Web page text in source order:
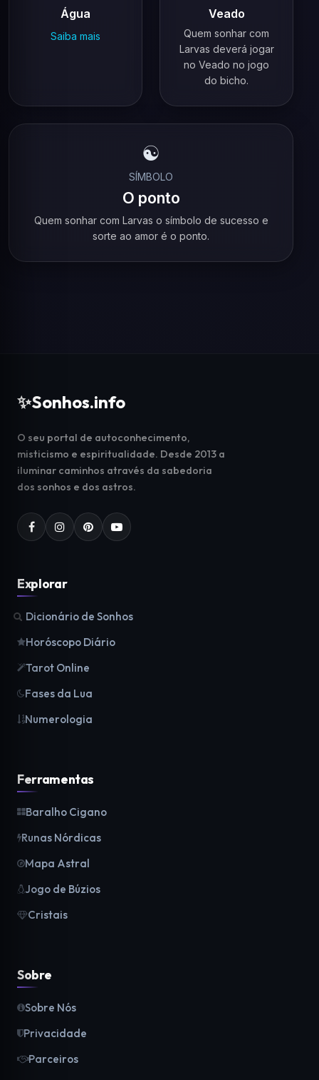
Água
Saiba mais
Veado
Quem sonhar com
Larvas deverá jogar
no Veado no jogo
do bicho.
☯️
SÍMBOLO
O ponto
Quem sonhar com Larvas o símbolo de sucesso e
sorte ao amor é o ponto.
✨Sonhos.info
O seu portal de autoconhecimento,
misticismo e espiritualidade. Desde 2013 a
iluminar caminhos através da sabedoria
dos sonhos e dos astros.
Explorar
Dicionário de Sonhos
Horóscopo Diário
Tarot Online
Fases da Lua
Numerologia
Ferramentas
Baralho Cigano
Runas Nórdicas
Mapa Astral
Jogo de Búzios
Cristais
Sobre
Sobre Nós
Privacidade
Parceiros